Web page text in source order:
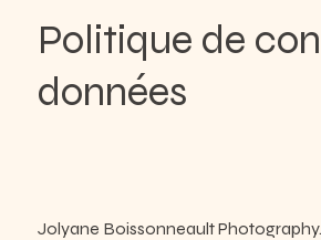
Politique de
données
Jolyane Boissonneault